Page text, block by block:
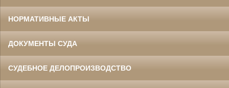
НОРМАТИВНЫЕ АКТЫ
ДОКУМЕНТЫ СУДА
СУДЕБНОЕ ДЕЛОПРОИЗВОДСТВО